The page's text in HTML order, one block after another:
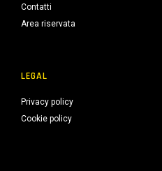
Contatti
Area riservata
LEGAL
Privacy policy
Cookie policy